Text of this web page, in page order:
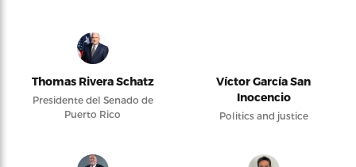
Thomas Rivera Schatz
Presidente del Senado de
Puerto Rico
Víctor García San
Inocencio
Politics and justice